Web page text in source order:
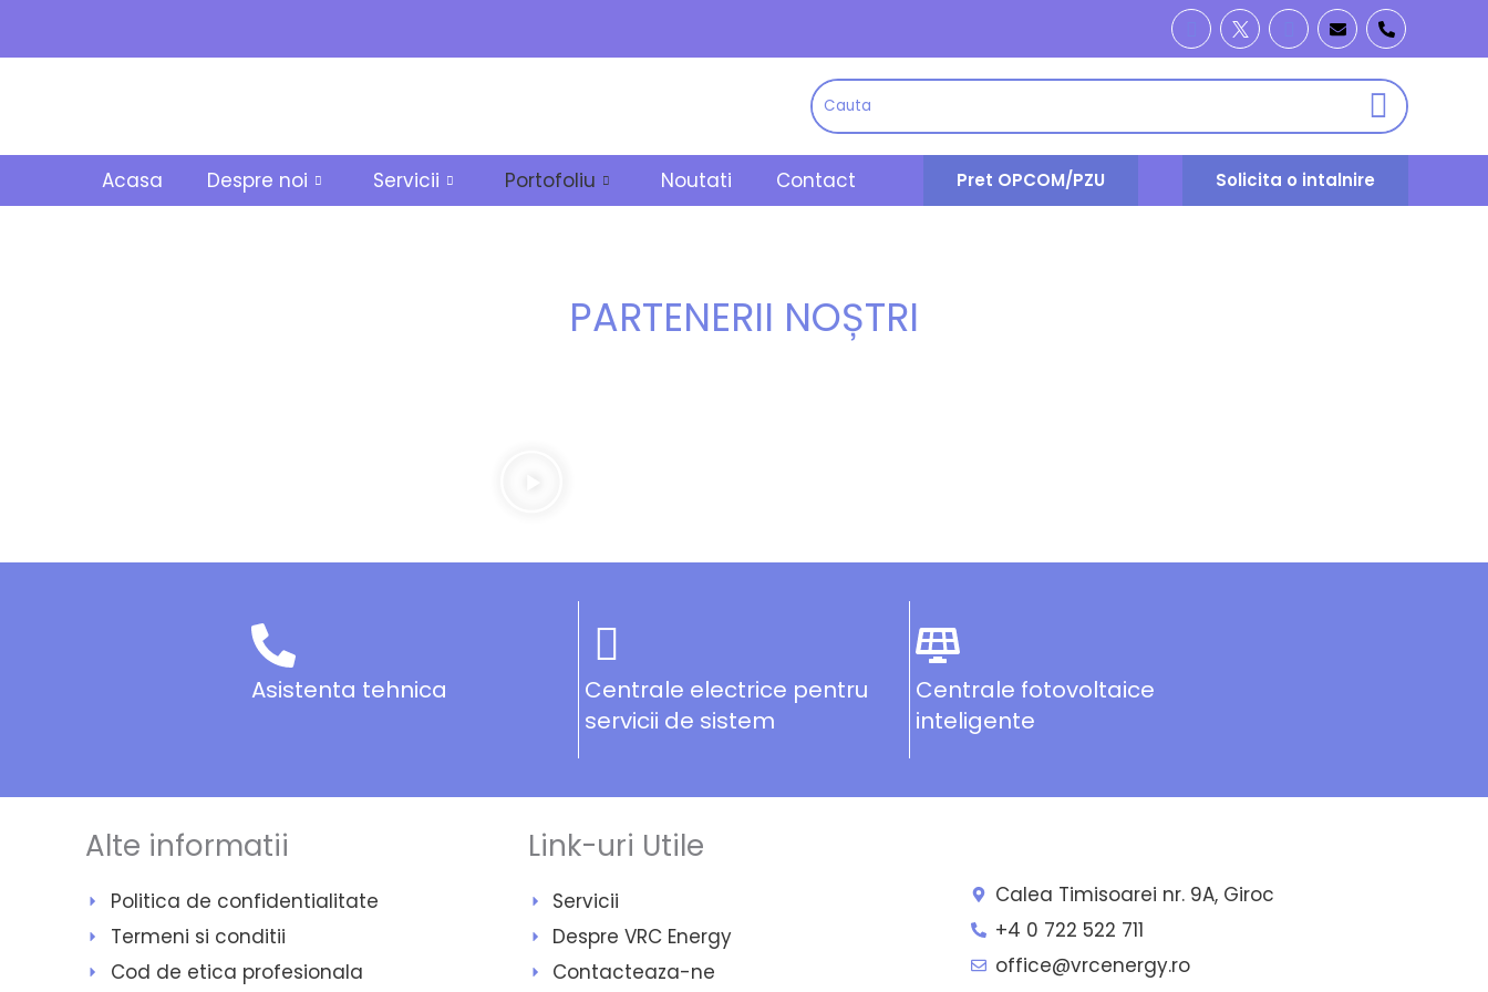
Acasa Despre noi Servicii Portofoliu Noutati Contact Pret OPCOM/PZU Solicita o intalnire
PARTENERII NOȘTRI
Asistenta tehnica
Centrale electrice pentru
servicii de sistem
Centrale fotovoltaice
inteligente
Alte informatii
Politica de confidentialitate
Termeni si conditii
Cod de etica profesionala
Link-uri Utile
Servicii
Despre VRC Energy
Contacteaza-ne
Calea Timisoarei nr. 9A, Giroc
+4 0 722 522 711
office@vrcenergy.ro